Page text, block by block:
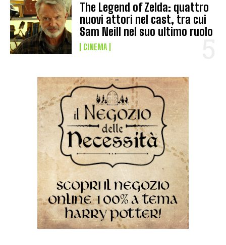
The Legend of Zelda: quattro
nuovi attori nel cast, tra cui
Sam Neill nel suo ultimo ruolo
CINEMA